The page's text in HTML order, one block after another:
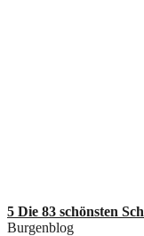
5 Die 83 schönsten
Burgenblog